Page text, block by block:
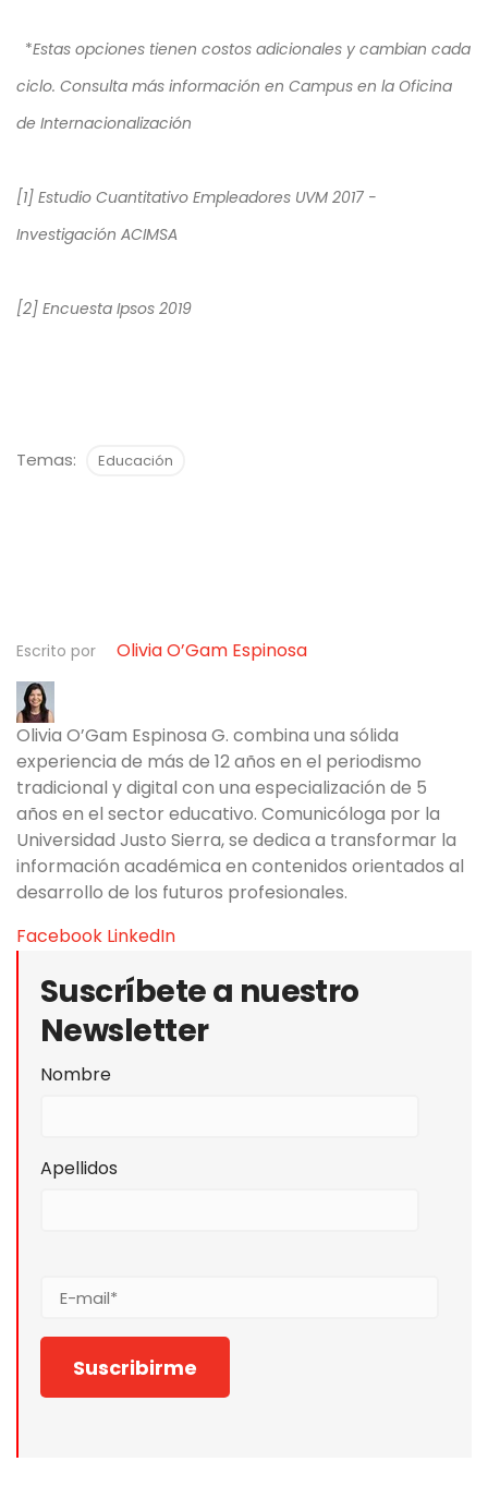
*Estas opciones tienen costos adicionales y cambian cada
ciclo. Consulta más información en Campus en la Oficina
de Internacionalización
[1] Estudio Cuantitativo Empleadores UVM 2017 -
Investigación ACIMSA
[2] Encuesta Ipsos 2019
Temas: Educación
Escrito por Olivia O’Gam Espinosa
Olivia O’Gam Espinosa G. combina una sólida
experiencia de más de 12 años en el periodismo
tradicional y digital con una especialización de 5
años en el sector educativo. Comunicóloga por la
Universidad Justo Sierra, se dedica a transformar la
información académica en contenidos orientados al
desarrollo de los futuros profesionales.
Facebook LinkedIn
Suscríbete a nuestro
Newsletter
Nombre
Apellidos